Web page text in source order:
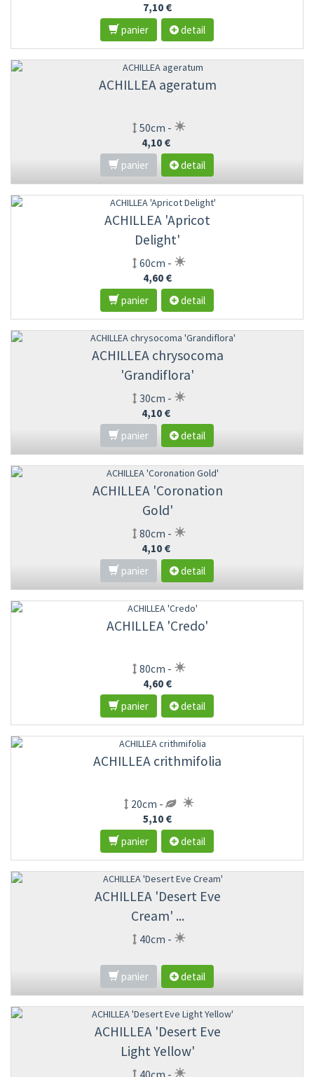
7,10 €
panier
detail
ACHILLEA ageratum
50cm -
4,10 €
panier
detail
ACHILLEA 'Apricot
Delight'
60cm -
4,60 €
panier
detail
ACHILLEA chrysocoma
'Grandiflora'
30cm -
4,10 €
panier
detail
ACHILLEA 'Coronation
Gold'
80cm -
4,10 €
panier
detail
ACHILLEA 'Credo'
80cm -
4,60 €
panier
detail
ACHILLEA crithmifolia
20cm -
5,10 €
panier
detail
ACHILLEA 'Desert Eve
Cream' ...
40cm -
panier detail
ACHILLEA 'Desert Eve
Light Yellow'